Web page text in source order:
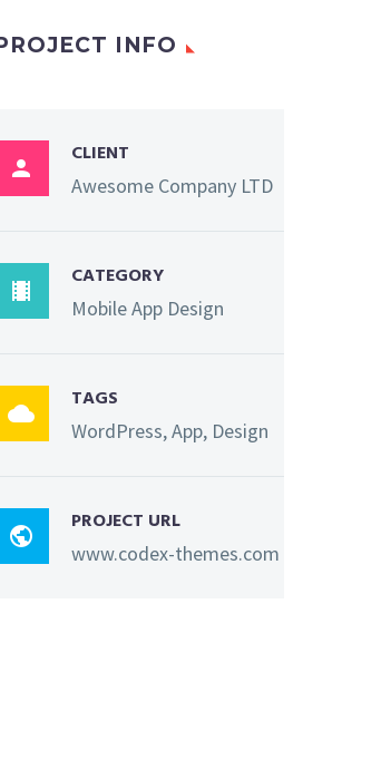
INFO
 CLIENT
Awesome Company LTD
 CATEGORY
Mobile App Design
 TAGS
WordPress, App, Design
 PROJECT URL
www.codex-themes.com